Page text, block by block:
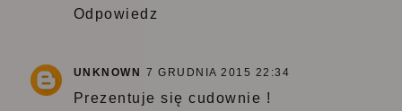
Odpowiedz
UNKNOWN 7 GRUDNIA 2015 22:34
Prezentuje się cudownie !